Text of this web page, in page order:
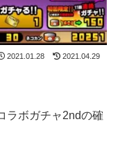
2021.01.28 2021.04.29
ラボガチャ2ndの確